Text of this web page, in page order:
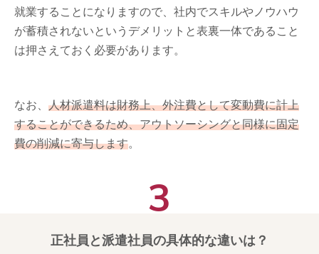
就業することになりますので、社内でスキルやノウハウ
が蓄積されないというデメリットと表裏一体であること
は押さえておく必要があります。
なお、 人材派遣料は財務上、外注費として変動費に計上
することができるため、アウトソーシングと同様に固定
費の削減に寄与します。
正社員と派遣社員の具体的な違いは？